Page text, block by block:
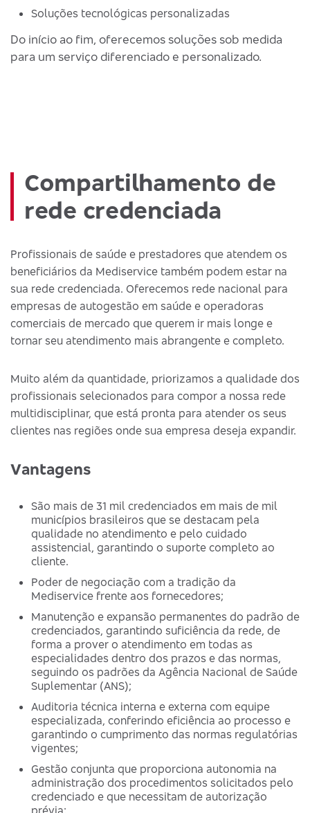
Soluções tecnológicas personalizadas
Do início ao fim, oferecemos soluções sob medida
para um serviço diferenciado e personalizado.
Compartilhamento de
rede credenciada
Profissionais de saúde e prestadores que atendem os
beneficiários da Mediservice também podem estar na
sua rede credenciada. Oferecemos rede nacional para
empresas de autogestão em saúde e operadoras
comerciais de mercado que querem ir mais longe e
tornar seu atendimento mais abrangente e completo.
Muito além da quantidade, priorizamos a qualidade dos
profissionais selecionados para compor a nossa rede
multidisciplinar, que está pronta para atender os seus
clientes nas regiões onde sua empresa deseja expandir.
Vantagens
São mais de 31 mil credenciados em mais de mil
municípios brasileiros que se destacam pela
qualidade no atendimento e pelo cuidado
assistencial, garantindo o suporte completo ao
cliente.
Poder de negociação com a tradição da
Mediservice frente aos fornecedores;
Manutenção e expansão permanentes do padrão de
credenciados, garantindo suficiência da rede, de
forma a prover o atendimento em todas as
especialidades dentro dos prazos e das normas,
seguindo os padrões da Agência Nacional de Saúde
Suplementar (ANS);
Auditoria técnica interna e externa com equipe
especializada, conferindo eficiência ao processo e
garantindo o cumprimento das normas regulatórias
vigentes;
Gestão conjunta que proporciona autonomia na
administração dos procedimentos solicitados pelo
credenciado e que necessitam de autorização
prévia;